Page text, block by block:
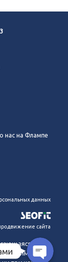
нас на Флампе
данных
сайта
стоимости